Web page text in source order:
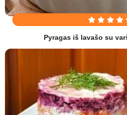
Pyragas iš lavašo su